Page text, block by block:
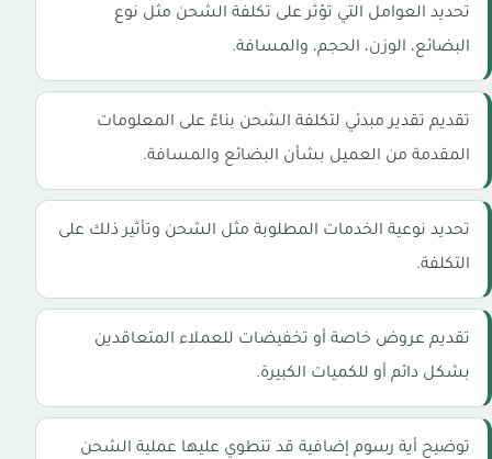
تحديد العوامل التي تؤثر على تكلفة الشحن مثل نوع
البضائع، الوزن، الحجم، والمسافة.
تقديم تقدير مبدئي لتكلفة الشحن بناءً على المعلومات
المقدمة من العميل بشأن البضائع والمسافة.
تحديد نوعية الخدمات المطلوبة مثل الشحن وتأثير ذلك على
التكلفة.
تقديم عروض خاصة أو تخفيضات للعملاء المتعاقدين
بشكل دائم أو للكميات الكبيرة.
توضيح أية رسوم إضافية قد تنطوي عليها عملية الشحن